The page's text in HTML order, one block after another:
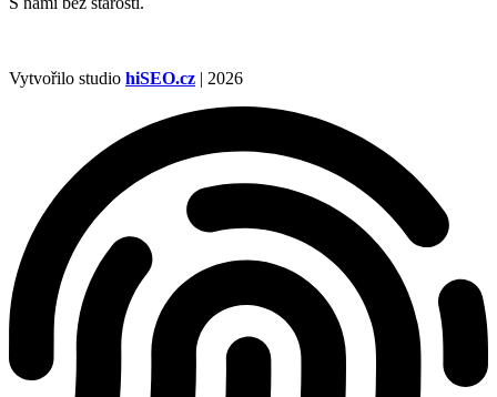
Vytvořilo studio hiSEO.cz | 2026